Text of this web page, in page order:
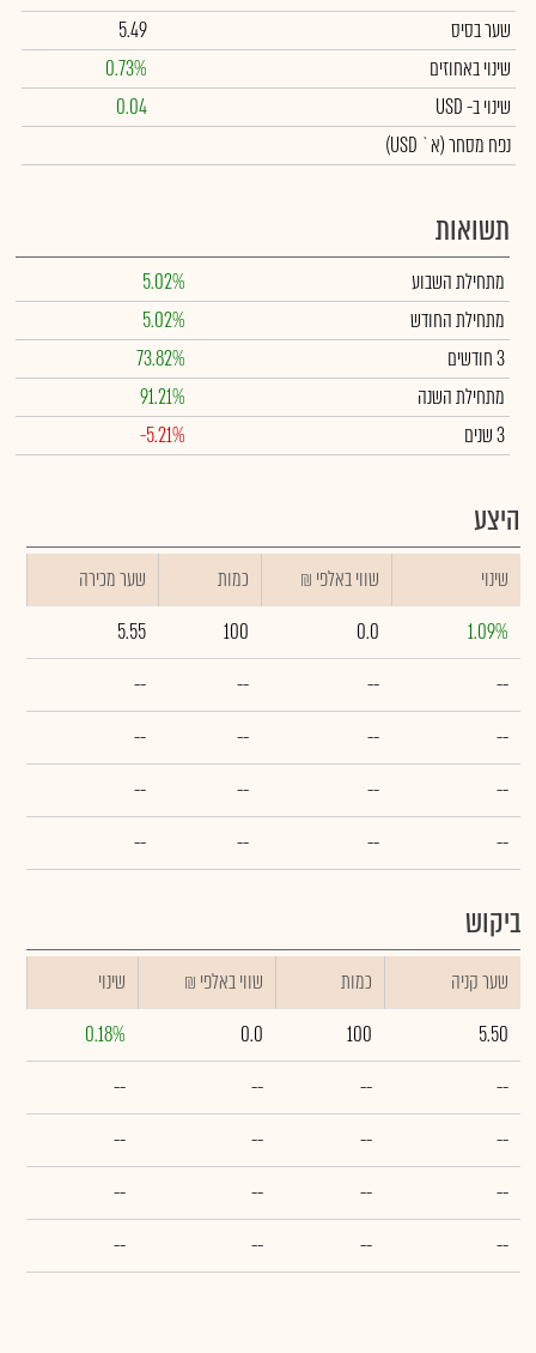
שער בסיס
5.49
שינוי באחוזים
0.73%
שינויב- USD
0.04
נפח מסחר(א` USD)
תשואות
מתחילת השבוע
5.02%
מתחילת החודש
5.02%
3 חודשים
73.82%
מתחילת השנה
91.21%
3 שנים
-5.21%
היצע
שינוי ₪ שווי באלפי כמות
שער מכירה
1.09%
0.0
100
5.55
--
--
--
--
--
--
--
--
--
--
--
--
--
--
--
--
ביקוש
שער קניה כמות ₪ שווי באלפי
שינוי
5.50
100
0.0
0.18%
--
--
--
--
--
--
--
--
--
--
--
--
--
--
--
--